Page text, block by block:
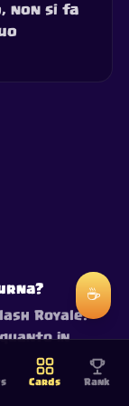
non si fa
Cards Rank
Royale.
in
☕